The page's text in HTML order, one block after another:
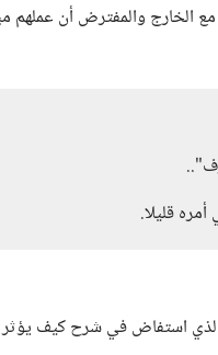
الخارج والمفترض أن عملهم
قليلا.
استفاض في شرح كيف يؤثر